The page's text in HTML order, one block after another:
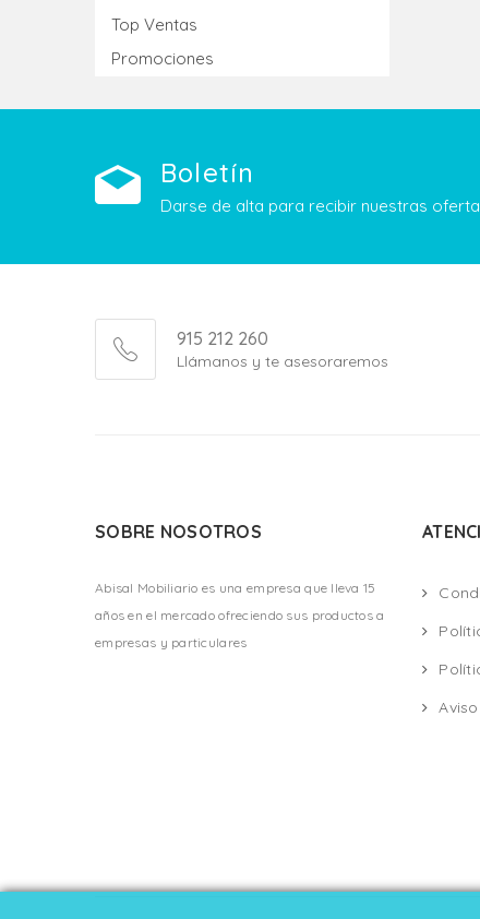
Top Ventas
Promociones
Boletín
Darse de alta para recibir nuestras
915 212 260
Llámanos y te asesoraremos
SOBRE NOSOTROS
Abisal Mobiliario es una empresa que lleva 15
años en el mercado ofreciendo sus productos a
empresas y particulares